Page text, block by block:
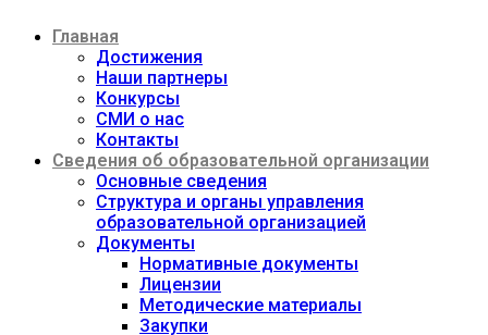
содержимому
Главная
Достижения
Наши партнеры
Конкурсы
СМИ о нас
Контакты
Сведения об образовательной организации
Основные сведения
Структура и органы управления
образовательной организацией
Документы
Нормативные документы
Лицензии
Методические материалы
Закупки